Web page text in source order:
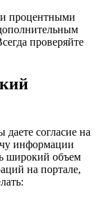
процентными
проверяйте
согласие на
информации
широкий объем
на портале,